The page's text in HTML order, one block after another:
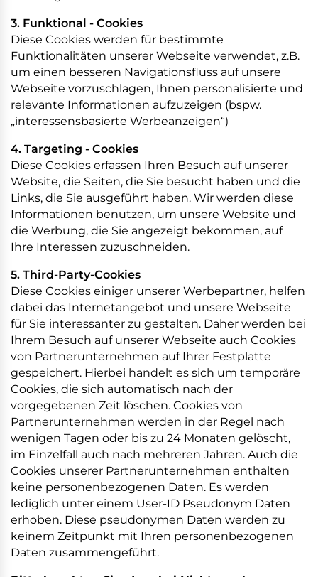
3. Funktional - Cookies
Diese Cookies werden für bestimmte
Funktionalitäten unserer Webseite verwendet, z.B.
um einen besseren Navigationsfluss auf unsere
Webseite vorzuschlagen, Ihnen personalisierte und
relevante Informationen aufzuzeigen (bspw.
„interessensbasierte Werbeanzeigen“)
4. Targeting - Cookies
Diese Cookies erfassen Ihren Besuch auf unserer
Website, die Seiten, die Sie besucht haben und die
Links, die Sie ausgeführt haben. Wir werden diese
Informationen benutzen, um unsere Website und
die Werbung, die Sie angezeigt bekommen, auf
Ihre Interessen zuzuschneiden.
5. Third-Party-Cookies
Diese Cookies einiger unserer Werbepartner, helfen
dabei das Internetangebot und unsere Webseite
für Sie interessanter zu gestalten. Daher werden bei
Ihrem Besuch auf unserer Webseite auch Cookies
von Partnerunternehmen auf Ihrer Festplatte
gespeichert. Hierbei handelt es sich um temporäre
Cookies, die sich automatisch nach der
vorgegebenen Zeit löschen. Cookies von
Partnerunternehmen werden in der Regel nach
wenigen Tagen oder bis zu 24 Monaten gelöscht,
im Einzelfall auch nach mehreren Jahren. Auch die
Cookies unserer Partnerunternehmen enthalten
keine personenbezogenen Daten. Es werden
lediglich unter einem User-ID Pseudonym Daten
erhoben. Diese pseudonymen Daten werden zu
keinem Zeitpunkt mit Ihren personenbezogenen
Daten zusammengeführt.